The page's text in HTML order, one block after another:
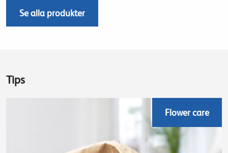
Se alla produkter
Tips
Flower care